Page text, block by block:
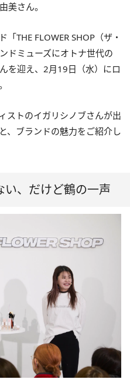
美さん。
THE FLOWER SHOP（ザ・
ドミューズにオトナ世代の
を迎え、2月19日（水）にロ
ストのイガリシノブさんが出
、ブランドの魅力をご紹介し
い、だけど鶴の一声